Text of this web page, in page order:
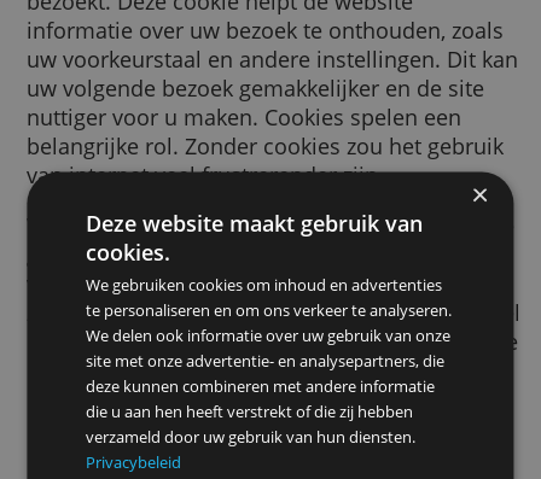
Een cookie is een klein stukje tekst dat naar
browser wordt gestuurd door een website
bezoekt. Deze cookie helpt de website
informatie over uw bezoek te onthouden,
uw voorkeurstaal en andere instellingen.
uw volgende bezoek gemakkelijker en de
nuttiger voor u maken. Cookies spelen een
belangrijke rol. Zonder cookies zou het
van internet veel frustrerender zijn.
We gebruiken cookies voor vele
gebruiken ze om bijvoorbeeld uw veilig
voorkeuren te onthouden, de advertenties
ziet relevanter voor u te maken, te tellen
bezoekers we op een pagina ontvangen,
Deze website maakt gebruik van
cookies.
We gebruiken cookies om inhoud en advertenties
te personaliseren en om ons verkeer te analyseren.
We delen ook informatie over uw gebruik van onze